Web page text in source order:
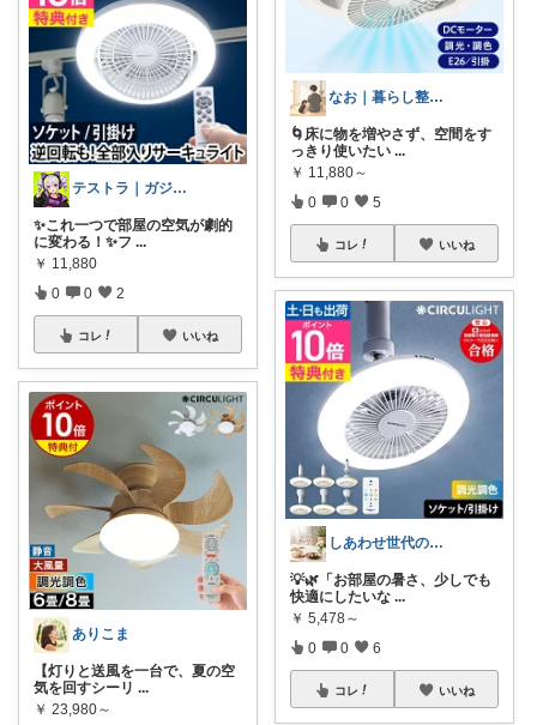
テストラ｜ガジェット・家電
✨これ一つで部屋の空気が劇的
に変わる！✨フ ...
￥ 11,880
0 0 2
コレ いいね
ありこま
【灯りと送風を一台で、夏の空
気を回すシーリ ...
￥ 23,980～
なお｜暮らし整えROOM｜犬もいます🐕
🌀床に物を増やさず、空間をす
っきり使いたい ...
￥ 11,880～
0 0 5
コレ いいね
しあわせ世代のおすすめ便
💡🌿「お部屋の暑さ、少しでも
快適にしたいな ...
￥ 5,478～
0 0 6
コレ いいね